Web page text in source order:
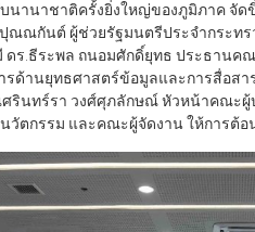
นานาชาติครั้งยิ่งใหญ่ของภูมิภาค จัด
ณณกันต์ ผู้ช่วยรัฐมนตรีประจำกระทร
ดร.ธีระพล ถนอมศักดิ์ยุทธ ประธาน
ด้านยุทธศาสตร์ข้อมูลและการสื่อสา
รินทร์รา วงศ์ศุภลักษณ์ หัวหน้าคณะ
วัตกรรม และคณะผู้จัดงาน ให้การต้